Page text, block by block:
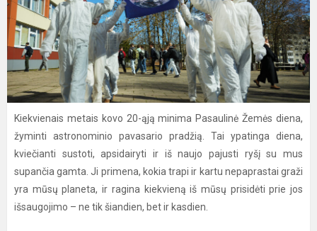
Kiekvienais metais kovo 20-ąją minima Pasaulinė Žemės diena,
žyminti astronominio pavasario pradžią. Tai ypatinga diena,
kviečianti sustoti, apsidairyti ir iš naujo pajusti ryšį su mus
supančia gamta. Ji primena, kokia trapi ir kartu nepaprastai graži
yra mūsų planeta, ir ragina kiekvieną iš mūsų prisidėti prie jos
išsaugojimo – ne tik šiandien, bet ir kasdien.